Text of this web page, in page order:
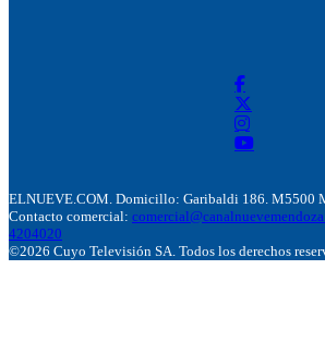
ELNUEVE.COM. Domicillo: Garibaldi 186. M5500
Contacto comercial:
4204020
©2026 Cuyo Televisión SA. Todos los derechos